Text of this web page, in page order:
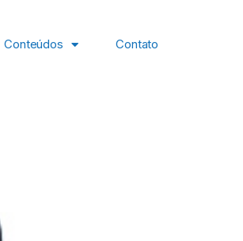
Conteúdos Contato